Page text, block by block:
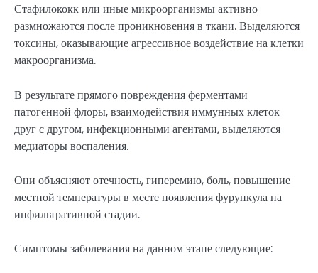
Стафилококк или иные микроорганизмы активно
размножаются после проникновения в ткани. Выделяются
токсины, оказывающие агрессивное воздействие на клетки
макроорганизма.
В результате прямого повреждения ферментами
патогенной флоры, взаимодействия иммунных клеток
друг с другом, инфекционными агентами, выделяются
медиаторы воспаления.
Они объясняют отечность, гиперемию, боль, повышение
местной температуры в месте появления фурункула на
инфильтративной стадии.
Симптомы заболевания на данном этапе следующие: